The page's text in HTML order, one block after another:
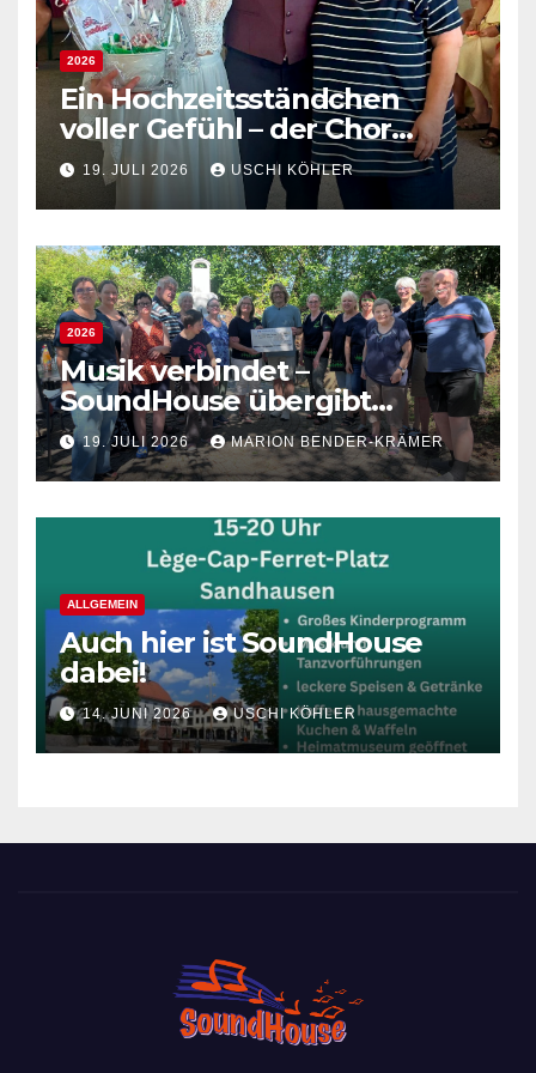
2026
Ein Hochzeitsständchen
voller Gefühl – der Chor
gratuliert Verena und
Sébastien
19. JULI 2026 USCHI KÖHLER
2026
Musik verbindet –
SoundHouse übergibt
Spende an die Lebenshilfe
Sandhausen
19. JULI 2026 MARION BENDER-KRÄMER
ALLGEMEIN
Auch hier ist SoundHouse
dabei!
14. JUNI 2026 USCHI KÖHLER